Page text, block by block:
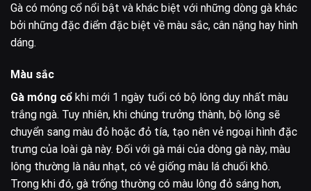
Gà có móng cổ nổi bật và khác biệt với những dòng gà khác
bởi những đặc điểm đặc biệt về màu sắc, cân nặng hay hình
dáng.
Màu sắc
Gà móng cổ khi mới 1 ngày tuổi có bộ lông duy nhất màu
trắng ngà. Tuy nhiên, khi chúng trưởng thành, bộ lông sẽ
chuyển sang màu đỏ hoặc đỏ tía, tạo nên vẻ ngoại hình đặc
trưng của loài gà này. Đối với gà mái của dòng gà này, màu
lông thường là nâu nhạt, có vẻ giống màu lá chuối khô.
Trong khi đó, gà trống thường có màu lông đỏ sáng hơn,